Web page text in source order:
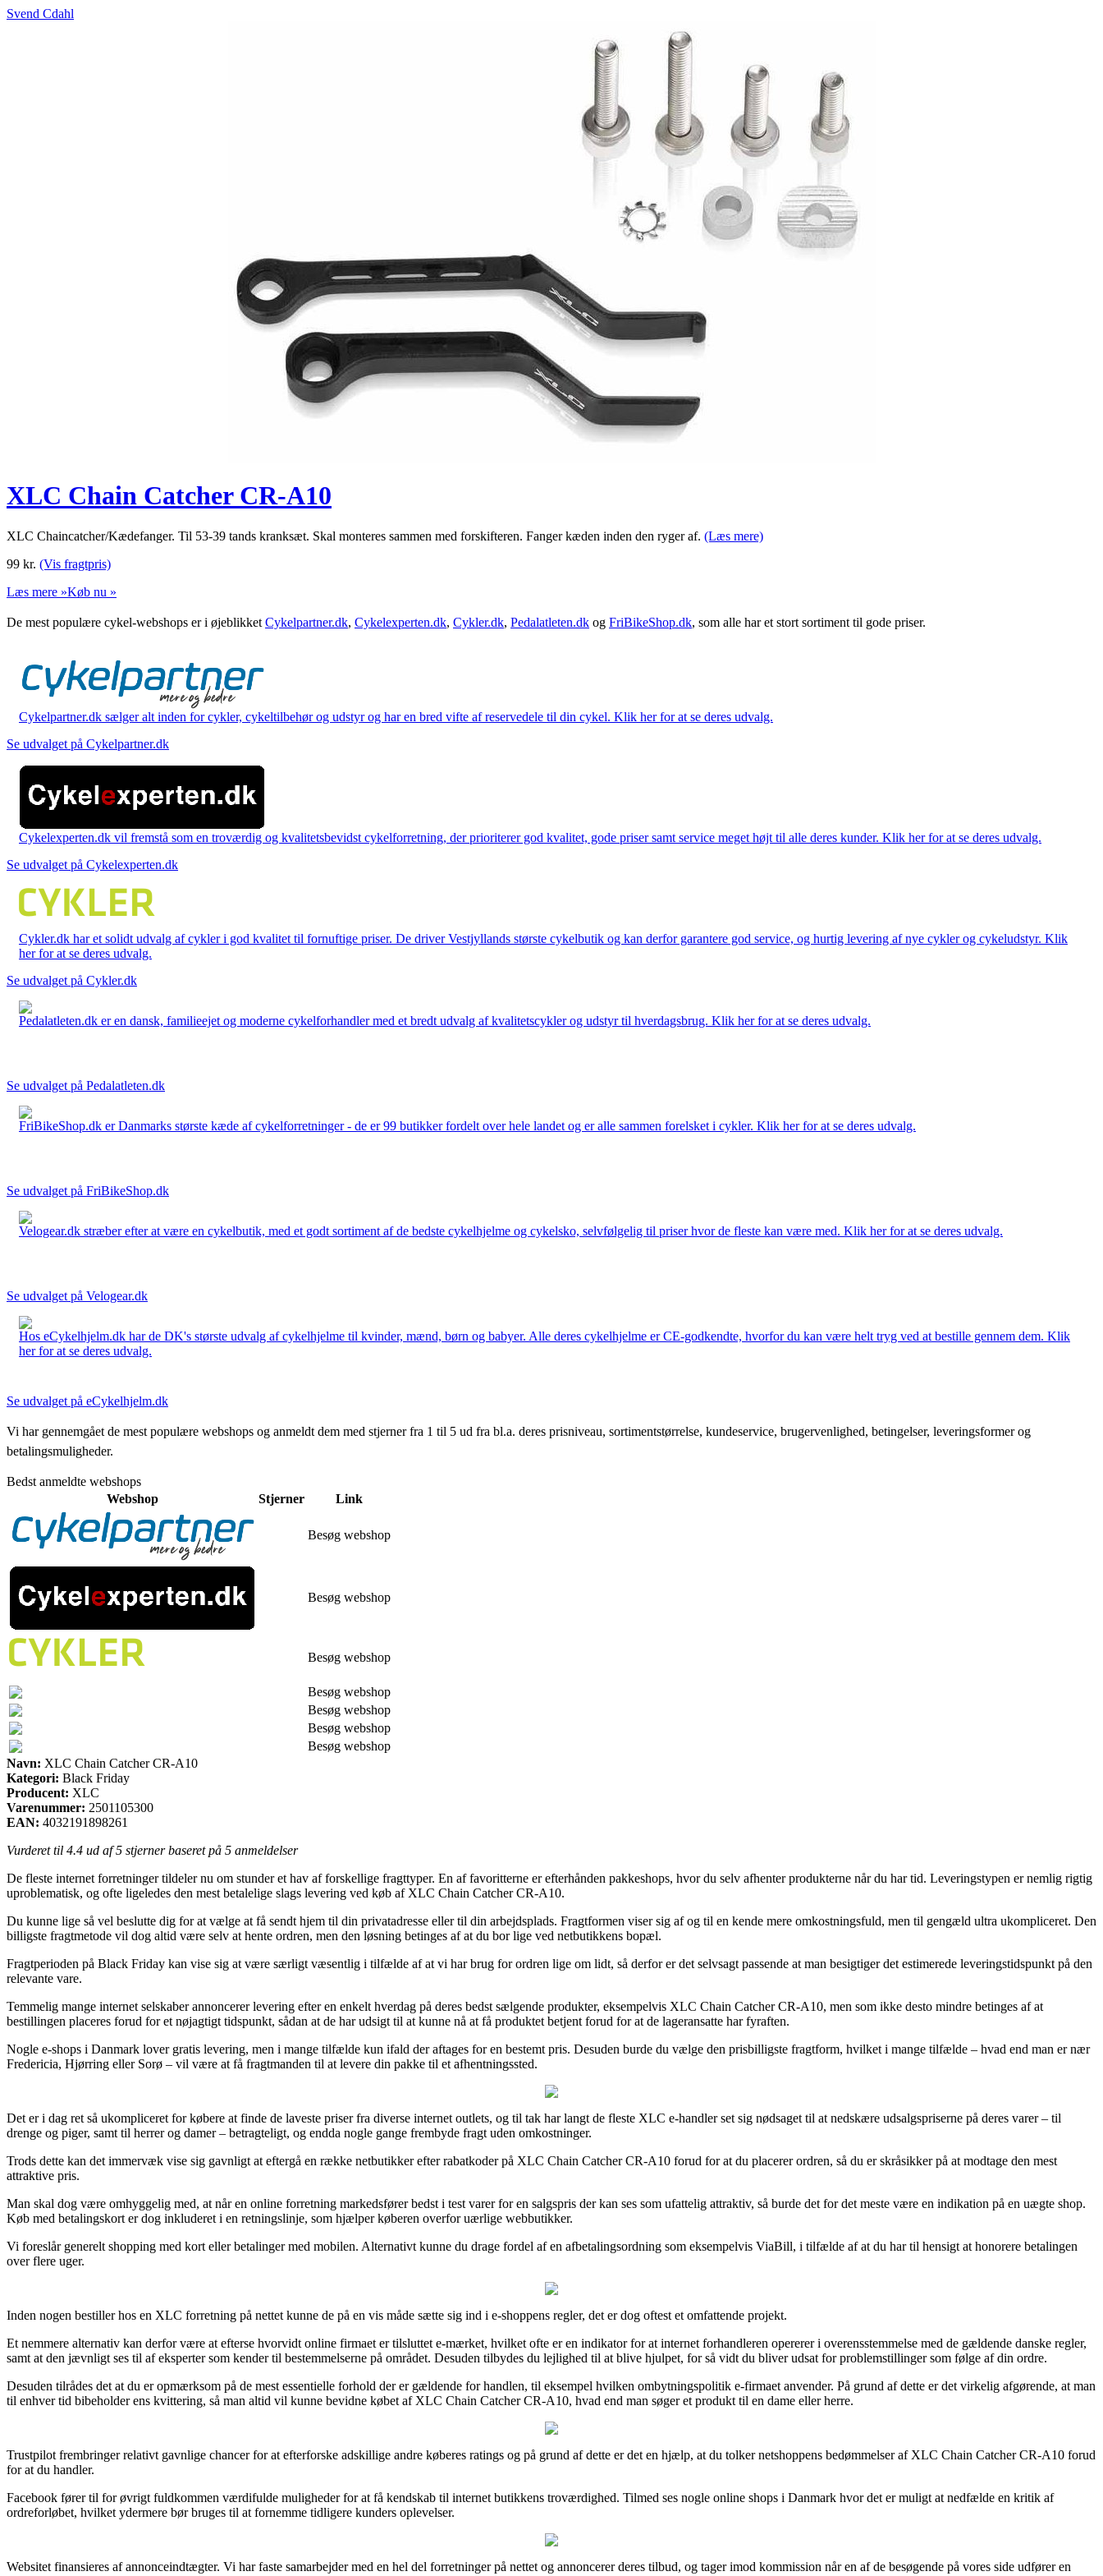
Svend Cdahl
XLC Chain Catcher CR-A10
XLC Chaincatcher/Kædefanger. Til 53-39 tands kranksæt. Skal monteres sammen med forskifteren. Fanger kæden inden den ryger af. (Læs mere)
99 kr. (Vis fragtpris)
Læs mere »Køb nu »
De mest populære cykel-webshops er i øjeblikket Cykelpartner.dk, Cykelexperten.dk, Cykler.dk, Pedalatleten.dk og FriBikeShop.dk, som alle har et stort sortiment til gode priser.
Cykelpartner.dk sælger alt inden for cykler, cykeltilbehør og udstyr og har en bred vifte af reservedele til din cykel. Klik her for at se deres udvalg.
Se udvalget på Cykelpartner.dk
Cykelexperten.dk vil fremstå som en troværdig og kvalitetsbevidst cykelforretning, der prioriterer god kvalitet, gode priser samt service meget højt til alle deres kunder. Klik her for at se deres udvalg.
Se udvalget på Cykelexperten.dk
Cykler.dk har et solidt udvalg af cykler i god kvalitet til fornuftige priser. De driver Vestjyllands største cykelbutik og kan derfor garantere god service, og hurtig levering af nye cykler og cykeludstyr. Klik
her for at se deres udvalg.
Se udvalget på Cykler.dk
Pedalatleten.dk er en dansk, familieejet og moderne cykelforhandler med et bredt udvalg af kvalitetscykler og udstyr til hverdagsbrug. Klik her for at se deres udvalg.
Se udvalget på Pedalatleten.dk
FriBikeShop.dk er Danmarks største kæde af cykelforretninger - de er 99 butikker fordelt over hele landet og er alle sammen forelsket i cykler. Klik her for at se deres udvalg.
Se udvalget på FriBikeShop.dk
Velogear.dk stræber efter at være en cykelbutik, med et godt sortiment af de bedste cykelhjelme og cykelsko, selvfølgelig til priser hvor de fleste kan være med. Klik her for at se deres udvalg.
Se udvalget på Velogear.dk
Hos eCykelhjelm.dk har de DK's største udvalg af cykelhjelme til kvinder, mænd, børn og babyer. Alle deres cykelhjelme er CE-godkendte, hvorfor du kan være helt tryg ved at bestille gennem dem. Klik
her for at se deres udvalg.
Se udvalget på eCykelhjelm.dk
Vi har gennemgået de mest populære webshops og anmeldt dem med stjerner fra 1 til 5 ud fra bl.a. deres prisniveau, sortimentstørrelse, kundeservice, brugervenlighed, betingelser, leveringsformer og
betalingsmuligheder.
Bedst anmeldte webshops
Webshop
Stjerner Link
Besøg webshop
Besøg webshop
Besøg webshop
Besøg webshop
Besøg webshop
Besøg webshop
Besøg webshop
Navn: XLC Chain Catcher CR-A10
Kategori: Black Friday
Producent: XLC
Varenummer: 2501105300
EAN: 4032191898261
Vurderet til 4.4 ud af 5 stjerner baseret på 5 anmeldelser
De fleste internet forretninger tildeler nu om stunder et hav af forskellige fragttyper. En af favoritterne er efterhånden pakkeshops, hvor du selv afhenter produkterne når du har tid. Leveringstypen er nemlig rigtig
uproblematisk, og ofte ligeledes den mest betalelige slags levering ved køb af XLC Chain Catcher CR-A10.
Du kunne lige så vel beslutte dig for at vælge at få sendt hjem til din privatadresse eller til din arbejdsplads. Fragtformen viser sig af og til en kende mere omkostningsfuld, men til gengæld ultra ukompliceret. Den
billigste fragtmetode vil dog altid være selv at hente ordren, men den løsning betinges af at du bor lige ved netbutikkens bopæl.
Fragtperioden på Black Friday kan vise sig at være særligt væsentlig i tilfælde af at vi har brug for ordren lige om lidt, så derfor er det selvsagt passende at man besigtiger det estimerede leveringstidspunkt på den
relevante vare.
Temmelig mange internet selskaber annoncerer levering efter en enkelt hverdag på deres bedst sælgende produkter, eksempelvis XLC Chain Catcher CR-A10, men som ikke desto mindre betinges af at
bestillingen placeres forud for et nøjagtigt tidspunkt, sådan at de har udsigt til at kunne nå at få produktet betjent forud for at de lageransatte har fyraften.
Nogle e-shops i Danmark lover gratis levering, men i mange tilfælde kun ifald der aftages for en bestemt pris. Desuden burde du vælge den prisbilligste fragtform, hvilket i mange tilfælde – hvad end man er nær
Fredericia, Hjørring eller Sorø – vil være at få fragtmanden til at levere din pakke til et afhentningssted.
Det er i dag ret så ukompliceret for købere at finde de laveste priser fra diverse internet outlets, og til tak har langt de fleste XLC e-handler set sig nødsaget til at nedskære udsalgspriserne på deres varer – til
drenge og piger, samt til herrer og damer – betragteligt, og endda nogle gange frembyde fragt uden omkostninger.
Trods dette kan det immervæk vise sig gavnligt at eftergå en række netbutikker efter rabatkoder på XLC Chain Catcher CR-A10 forud for at du placerer ordren, så du er skråsikker på at modtage den mest
attraktive pris.
Man skal dog være omhyggelig med, at når en online forretning markedsfører bedst i test varer for en salgspris der kan ses som ufattelig attraktiv, så burde det for det meste være en indikation på en uægte shop.
Køb med betalingskort er dog inkluderet i en retningslinje, som hjælper køberen overfor uærlige webbutikker.
Vi foreslår generelt shopping med kort eller betalinger med mobilen. Alternativt kunne du drage fordel af en afbetalingsordning som eksempelvis ViaBill, i tilfælde af at du har til hensigt at honorere betalingen
over flere uger.
Inden nogen bestiller hos en XLC forretning på nettet kunne de på en vis måde sætte sig ind i e-shoppens regler, det er dog oftest et omfattende projekt.
Et nemmere alternativ kan derfor være at efterse hvorvidt online firmaet er tilsluttet e-mærket, hvilket ofte er en indikator for at internet forhandleren opererer i overensstemmelse med de gældende danske regler,
samt at den jævnligt ses til af eksperter som kender til bestemmelserne på området. Desuden tilbydes du lejlighed til at blive hjulpet, for så vidt du bliver udsat for problemstillinger som følge af din ordre.
Desuden tilrådes det at du er opmærksom på de mest essentielle forhold der er gældende for handlen, til eksempel hvilken ombytningspolitik e-firmaet anvender. På grund af dette er det virkelig afgørende, at man
til enhver tid bibeholder ens kvittering, så man altid vil kunne bevidne købet af XLC Chain Catcher CR-A10, hvad end man søger et produkt til en dame eller herre.
Trustpilot frembringer relativt gavnlige chancer for at efterforske adskillige andre køberes ratings og på grund af dette er det en hjælp, at du tolker netshoppens bedømmelser af XLC Chain Catcher CR-A10 forud
for at du handler.
Facebook fører til for øvrigt fuldkommen værdifulde muligheder for at få kendskab til internet butikkens troværdighed. Tilmed ses nogle online shops i Danmark hvor det er muligt at nedfælde en kritik af
ordreforløbet, hvilket ydermere bør bruges til at fornemme tidligere kunders oplevelser.
Websitet finansieres af annonceindtægter. Vi har faste samarbejder med en hel del forretninger på nettet og annoncerer deres tilbud, og tager imod kommission når en af de besøgende på vores side udfører en